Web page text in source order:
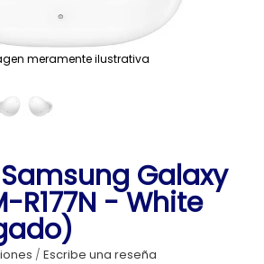
meramente ilustrativa
Galaxy
R177N - White
/ Escribe una reseña